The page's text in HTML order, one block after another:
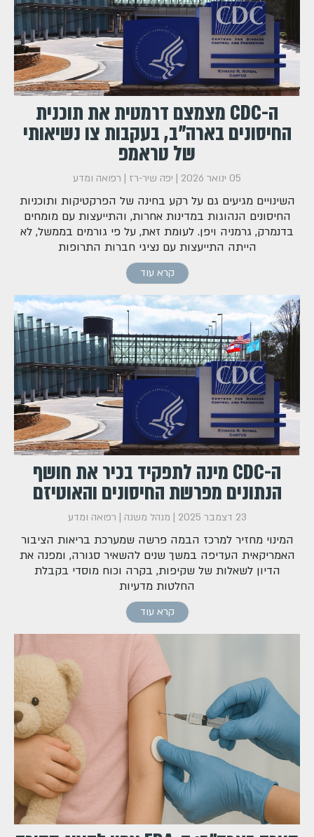
ה-CDC מצמצם דרמטית את תוכנית
החיסונים בארה"ב, בעקבות צו נשיאותי
של טראמפ
05 ינואר 2026 | יפה שיר-רז | רפואה ומדע
השינויים מגיעים גם על רקע בחינה של הפרקטיקות ותוכניות
החיסונים הנהוגות במדינות אחרות, והתייעצות עם מומחים
בדנמרק, גרמניה ויפן. לעומת זאת, על פי גורמים בממשל, לא
הייתה התייעצות עם נציגי חברות התרופות
קרא עוד
ה-CDC מינה לתפקיד בכיר את חושף
הנתונים מפרשת החיסונים והאוטיזם
23 דצמבר 2025 | מנהל משנה | רפואה ומדע
המינוי מחזיר למרכז הבמה פרשה שמערכת בריאות הציבור
האמריקאית העדיפה במשך שנים להשאיר סגורה, ומפנה את
הדיון לשאלות של שקיפות, בקרה וכוח מוסדי בקבלת
החלטות מדעיות
קרא עוד